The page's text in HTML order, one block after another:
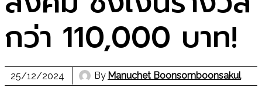
กว่า 110,000 บาท!
25/12/2024 By Manuchet Boonsomboonsakul